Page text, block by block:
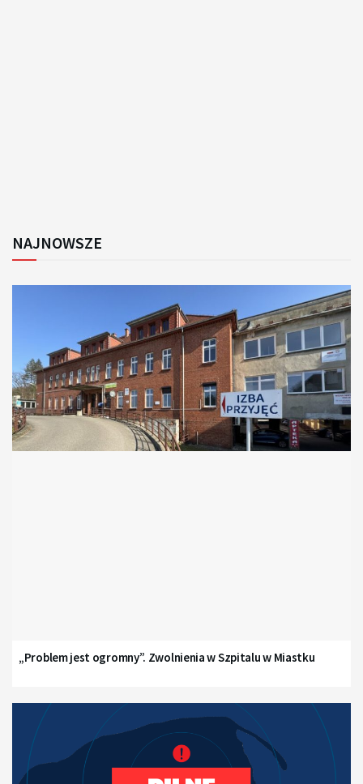
NAJNOWSZE
„Problem jest ogromny”. Zwolnienia w Szpitalu w Miastku